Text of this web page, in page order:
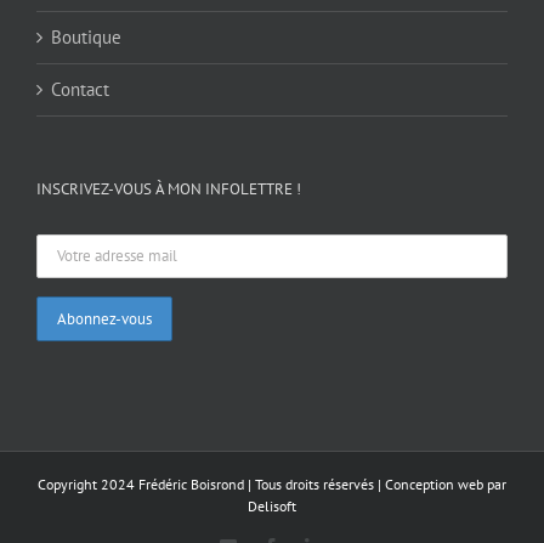
Boutique
Contact
INSCRIVEZ-VOUS À MON INFOLETTRE !
Copyright 2024 Frédéric Boisrond | Tous droits réservés | Conception web par
Delisoft